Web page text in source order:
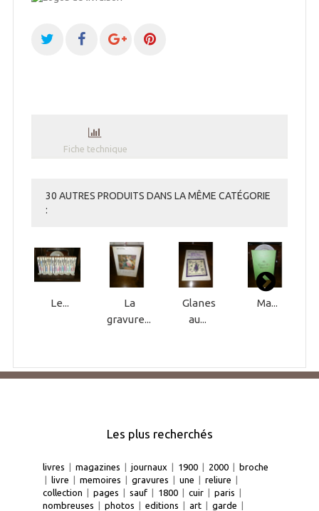
Fiche technique
30 AUTRES PRODUITS DANS LA MÊME CATÉGORIE
:
Le...
La
gravure...
Glanes
au...
Ma...
Les plus recherchés
livres | magazines | journaux | 1900 | 2000 | broche
| livre | memoires | gravures | une | reliure |
collection | pages | sauf | 1800 | cuir | paris |
nombreuses | photos | editions | art | garde |